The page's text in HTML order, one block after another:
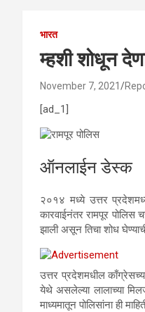
भारत
म्‍हशी शोधून
November 7, 2021
[ad_1]
ऑनलाईन डेस्क
२०१४ मध्ये उत्तर
कारवाईनंतर रामपूर
झाली असून तिचा शोध
उत्तर प्रदेशमधील
येथे असलेल्या लालाच्या
माध्यमातून पोलिसांना ही